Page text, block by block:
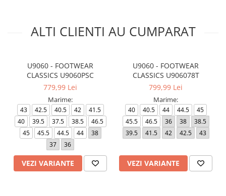
ALTI CLIENTI AU CUMPARAT
U9060 - FOOTWEAR
CLASSICS U9060PSC
779,99 Lei
Marime:
43 42.5 40.5 42
41.5
40
39.5 37.5 38.5
46.5
45
45.5 44.5 44
38
37
36
VEZI VARIANTE
U9060 - FOOTWEAR
CLASSICS U906078T
799,99 Lei
Marime:
40 40.5 44 44.5
45
45.5
46.5 36 38
38.5
39.5
41.5 42 42.5 43
VEZI VARIANTE